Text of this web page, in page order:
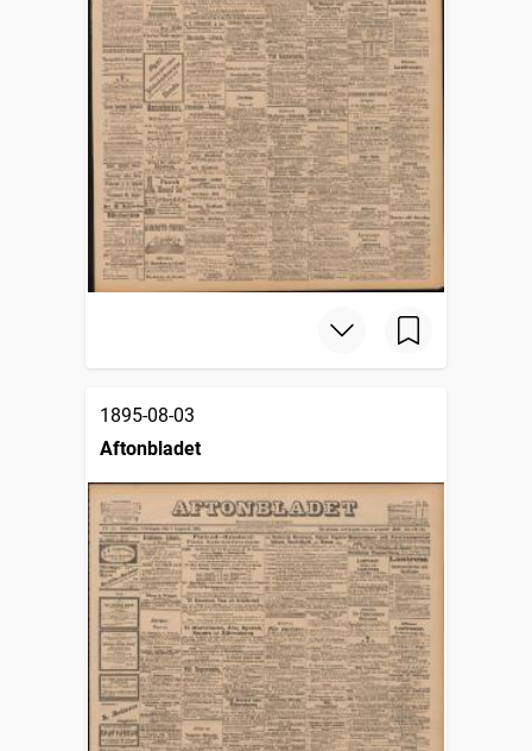
1895-08-03
Aftonbladet